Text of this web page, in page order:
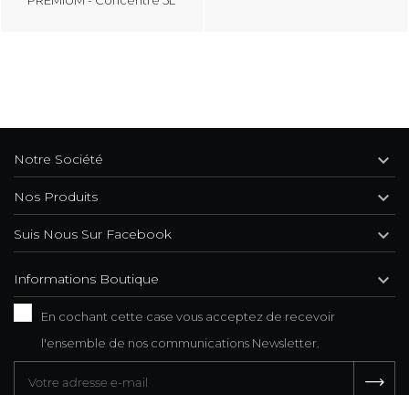
Informations Boutique 
En cochant cette case vous acceptez de recevoir
l'ensemble de nos communications Newsletter.
Notre Société 
Nos Produits 
Suis Nous Sur Facebook 